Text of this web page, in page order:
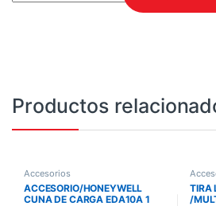
Productos
Accesorios
ACCESORIO/HONEYWELL
CUNA DE CARGA EDA10A 1
TIRA
/